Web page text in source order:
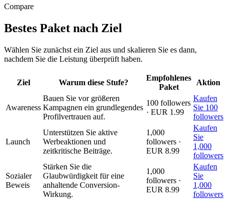
Compare
Bestes Paket nach Ziel
Wählen Sie zunächst ein Ziel aus und skalieren Sie es dann,
nachdem Sie die Leistung überprüft haben.
Ziel Warum diese Stufe?
Empfohlenes
Paket
Aktion
Awareness
Bauen Sie vor größeren
Kampagnen ein grundlegendes
Profilvertrauen auf.
100 followers
· EUR 1.99
Kaufen
Sie 100
followers
Launch
Unterstützen Sie aktive
Werbeaktionen und
zeitkritische Beiträge.
1,000
followers ·
EUR 8.99
Kaufen
Sie
1,000
followers
Sozialer
Beweis
Stärken Sie die
Glaubwürdigkeit für eine
anhaltende Conversion-
Wirkung.
1,000
followers ·
EUR 8.99
Kaufen
Sie
1,000
followers